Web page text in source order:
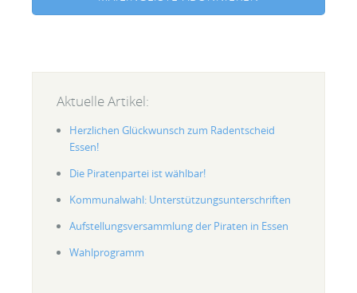
Aktuelle Artikel:
Herzlichen Glückwunsch zum Radentscheid
Essen!
Die Piratenpartei ist wählbar!
Kommunalwahl: Unterstützungsunterschriften
Aufstellungsversammlung der Piraten in Essen
Wahlprogramm